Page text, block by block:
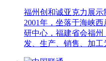
福州创和诚亚克力展
2001年，坐落于海峡
研中心，福建省会福
发、生产、销售、加工